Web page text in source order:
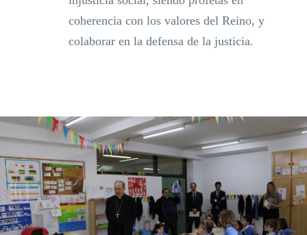
coherencia con los valores del Reino, y
colaborar en la defensa de la justicia.